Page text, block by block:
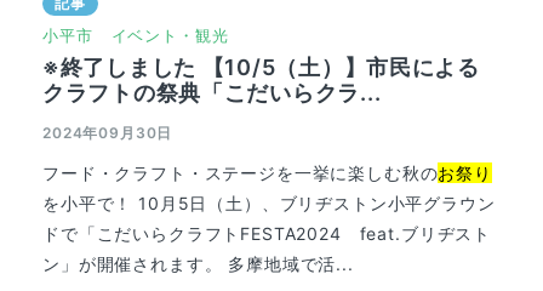
小平市 イベント・観光
※終了しました 【10/5（土）】市民による
クラフトの祭典「こだいらクラ...
2024年09月30日
フード・クラフト・ステージを一挙に楽しむ秋のお祭り
を小平で！ 10月5日（土）、ブリヂストン小平グラウン
ドで「こだいらクラフトFESTA2024 feat.ブリヂスト
ン」が開催されます。 多摩地域で活...